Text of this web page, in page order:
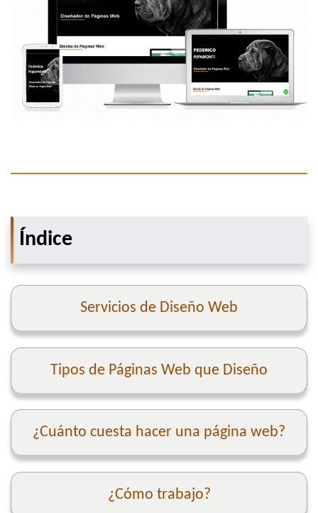
Índice
Servicios de Diseño Web
Tipos de Páginas Web que Diseño
¿Cuánto cuesta hacer una página web?
¿Cómo trabajo?